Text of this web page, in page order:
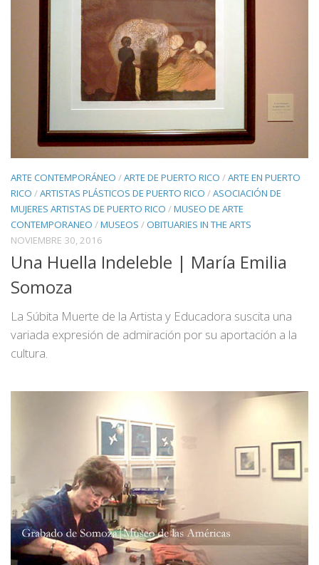
ARTE CONTEMPORÁNEO /ARTE DE PUERTO RICO /ARTE EN PUERTO
RICO /ARTISTAS PLÁSTICOS DE PUERTO RICO /ASOCIACIÓN DE
MUJERES ARTISTAS DE PUERTO RICO /MUSEO DE ARTE
CONTEMPORANEO /MUSEOS / OBITUARIES IN THE ARTS
NOVIEMBRE 30, 2016
Una Huella Indeleble | María Emilia
Somoza
La Súbita Muerte de la Artista y Educadora suscita una
variada expresión de admiración por su aportación a la
cultura.